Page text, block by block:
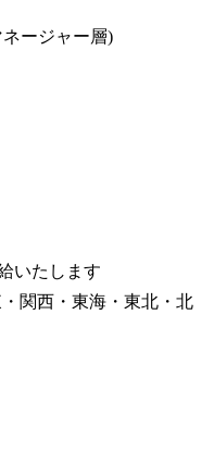
ネージャー層)
いたします
関西・東海・東北・北